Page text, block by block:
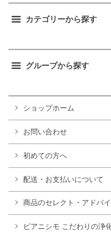
カテゴリーから探す
グループから探す
ショップホーム
お問い合わせ
初めての方へ
配送・お支払いについて
商品のセレクト・アドバ
ピアニシモ こだわりの浄